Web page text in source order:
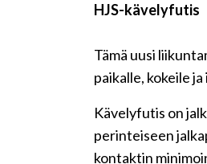
HJS-kävelyfutis
Tämä uusi
paikalle, kokeile
Kävelyfutis on
perinteiseen
kontaktin